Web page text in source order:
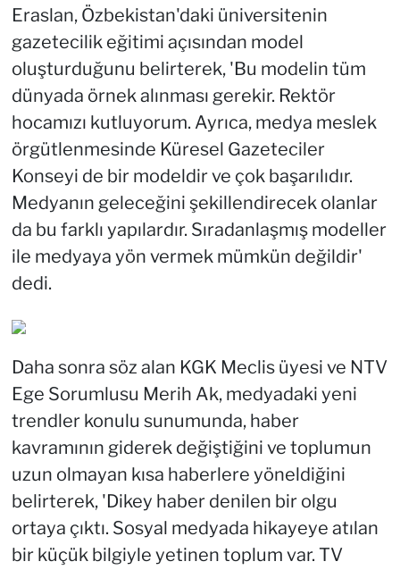
Eraslan, Özbekistan'daki üniversitenin
gazetecilik eğitimi açısından model
oluşturduğunu belirterek, 'Bu modelin tüm
dünyada örnek alınması gerekir. Rektör
hocamızı kutluyorum. Ayrıca, medya meslek
örgütlenmesinde Küresel Gazeteciler
Konseyi de bir modeldir ve çok başarılıdır.
Medyanın geleceğini şekillendirecek olanlar
da bu farklı yapılardır. Sıradanlaşmış modeller
ile medyaya yön vermek mümkün değildir'
dedi.
Daha sonra söz alan KGK Meclis üyesi ve NTV
Ege Sorumlusu Merih Ak, medyadaki yeni
trendler konulu sunumunda, haber
kavramının giderek değiştiğini ve toplumun
uzun olmayan kısa haberlere yöneldiğini
belirterek, 'Dikey haber denilen bir olgu
ortaya çıktı. Sosyal medyada hikayeye atılan
bir küçük bilgiyle yetinen toplum var. TV